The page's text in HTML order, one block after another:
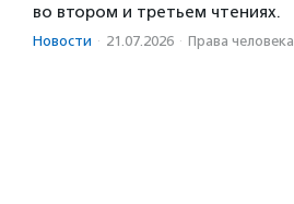
во втором и третьем чтениях.
Новости · 21.07.2026 · Права человека